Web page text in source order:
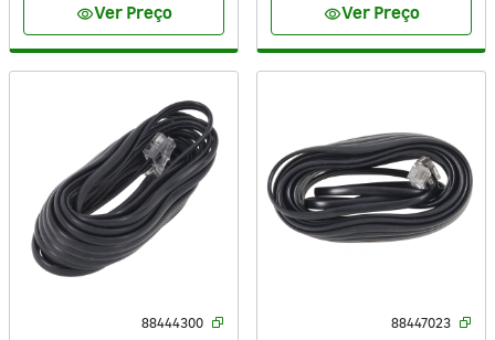
visibilityVer Preço visibilityVer Preço
88444300 88447023